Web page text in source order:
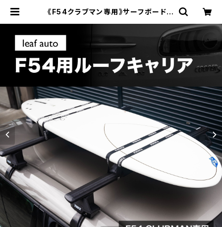
《F54クラブマン専用》サーフボード用